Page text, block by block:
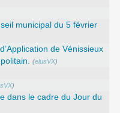
municipal du 5 février
de Vénissieux
(elusVX)
)
dans le cadre du Jour du